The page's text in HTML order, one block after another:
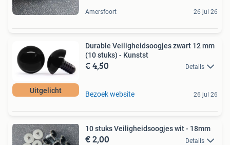
Amersfoort 26 jul 26
Uitgelicht
Durable Veiligheidsoogjes zwart 12 mm
(10 stuks) - Kunstst
€ 4,50 Details
Bezoek website 26 jul 26
10 stuks Veiligheidsoogjes wit - 18mm
€ 2,00 Details